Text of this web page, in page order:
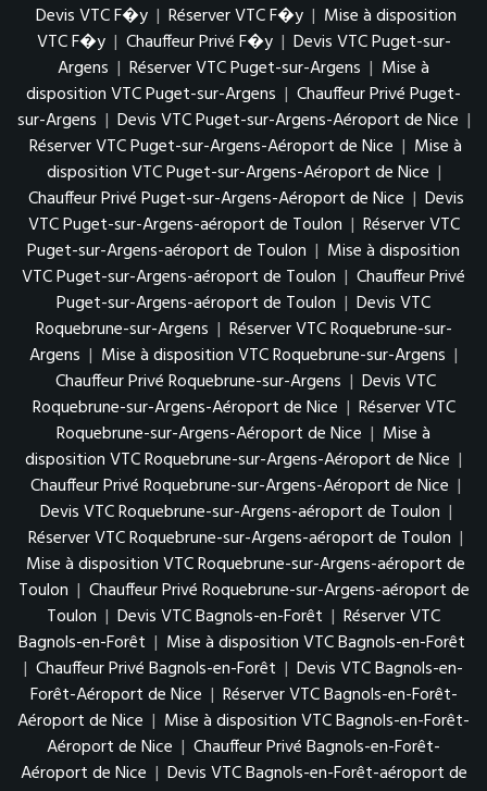
Devis VTC F�y | Réserver VTC F�y | Mise à disposition
VTC F�y | Chauffeur Privé F�y | Devis VTC Puget-sur-
Argens | Réserver VTC Puget-sur-Argens | Mise à
disposition VTC Puget-sur-Argens | Chauffeur Privé Puget-
sur-Argens | Devis VTC Puget-sur-Argens-Aéroport de Nice |
Réserver VTC Puget-sur-Argens-Aéroport de Nice | Mise à
disposition VTC Puget-sur-Argens-Aéroport de Nice |
Chauffeur Privé Puget-sur-Argens-Aéroport de Nice | Devis
VTC Puget-sur-Argens-aéroport de Toulon | Réserver VTC
Puget-sur-Argens-aéroport de Toulon | Mise à disposition
VTC Puget-sur-Argens-aéroport de Toulon | Chauffeur Privé
Puget-sur-Argens-aéroport de Toulon | Devis VTC
Roquebrune-sur-Argens | Réserver VTC Roquebrune-sur-
Argens | Mise à disposition VTC Roquebrune-sur-Argens |
Chauffeur Privé Roquebrune-sur-Argens | Devis VTC
Roquebrune-sur-Argens-Aéroport de Nice | Réserver VTC
Roquebrune-sur-Argens-Aéroport de Nice | Mise à
disposition VTC Roquebrune-sur-Argens-Aéroport de Nice |
Chauffeur Privé Roquebrune-sur-Argens-Aéroport de Nice |
Devis VTC Roquebrune-sur-Argens-aéroport de Toulon |
Réserver VTC Roquebrune-sur-Argens-aéroport de Toulon |
Mise à disposition VTC Roquebrune-sur-Argens-aéroport de
Toulon | Chauffeur Privé Roquebrune-sur-Argens-aéroport de
Toulon | Devis VTC Bagnols-en-Forêt | Réserver VTC
Bagnols-en-Forêt | Mise à disposition VTC Bagnols-en-Forêt
| Chauffeur Privé Bagnols-en-Forêt | Devis VTC Bagnols-en-
Forêt-Aéroport de Nice | Réserver VTC Bagnols-en-Forêt-
Aéroport de Nice | Mise à disposition VTC Bagnols-en-Forêt-
Aéroport de Nice | Chauffeur Privé Bagnols-en-Forêt-
Aéroport de Nice | Devis VTC Bagnols-en-Forêt-aéroport de